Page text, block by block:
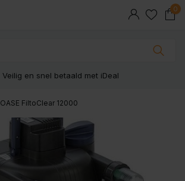
0
Veilig en snel betaald met iDeal
OASE FiltoClear 12000